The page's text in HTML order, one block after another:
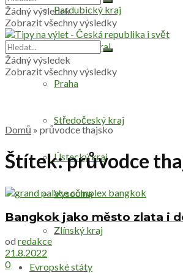
Pardubický kraj
Plzeňský kraj
Praha
Středočeský kraj
Ústecký kraj
Vysočina
Zlínský kraj
Evropské státy
Žádný výsledek
Zobrazit všechny výsledky
Žádný výsledek
Zobrazit všechny výsledky
Domů » průvodce thajsko
Štítek:průvodce
Bangkok jako město zlata i
od redakce
21.8.2022
0